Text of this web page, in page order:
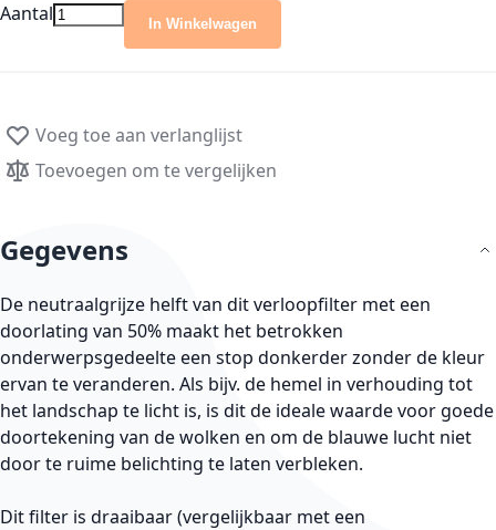
Aantal In Winkelwagen
Voeg toe aan verlanglijst
Toevoegen om te vergelijken
Gegevens
De neutraalgrijze helft van dit verloopfilter met een
doorlating van 50% maakt het betrokken
onderwerpsgedeelte een stop donkerder zonder de kleur
ervan te veranderen. Als bijv. de hemel in verhouding tot
het landschap te licht is, is dit de ideale waarde voor goede
doortekening van de wolken en om de blauwe lucht niet
door te ruime belichting te laten verbleken.
Dit filter is draaibaar (vergelijkbaar met een